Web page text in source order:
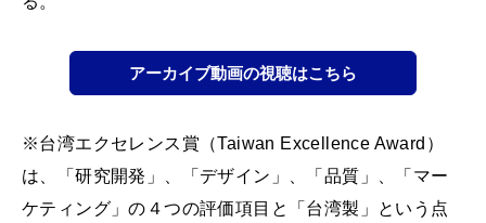
アーカイブ動画の視聴はこちら
※台湾エクセレンス賞（Taiwan Excellence Award）
は、「研究開発」、「デザイン」、「品質」、「マー
ケティング」の４つの評価項目と「台湾製」という点